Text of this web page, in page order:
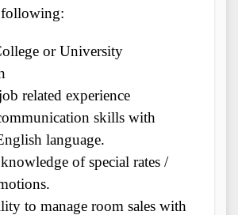
following:
or University
related experience
skills with
language.
of special rates /
to manage room sales with